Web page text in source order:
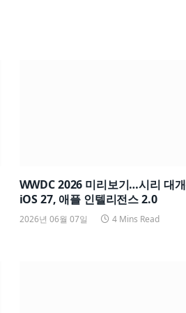
WWDC 2026 미리보기…시리 대
iOS 27, 애플 인텔리전스 2.0
2026년 06월 07일 4 Mins Read